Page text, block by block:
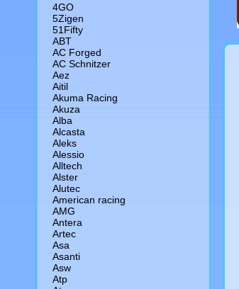
4GO
5Zigen
51Fifty
ABT
AC Forged
AC Schnitzer
Aez
Aitil
Akuma Racing
Akuza
Alba
Alcasta
Aleks
Alessio
Alltech
Alster
Alutec
American racing
AMG
Antera
Artec
Asa
Asanti
Asw
Atp